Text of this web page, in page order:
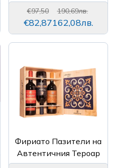
€97,50
€82,87
190,69лв.
162,08лв.
Фириато Пазители на
Автентичния Тероар